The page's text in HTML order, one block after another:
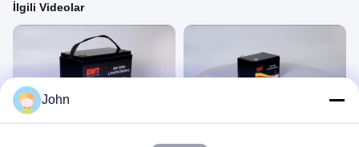
İlgili Videolar
John